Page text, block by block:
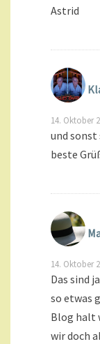
Astrid
14. Oktober
und
beste
14. Oktober
Das sind
so etwas
Blog halt
wir doch